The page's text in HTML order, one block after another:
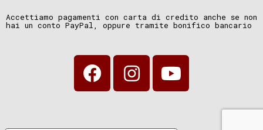
Accettiamo pagamenti con carta di credito anche se non
hai un conto PayPal, oppure tramite bonifico bancario